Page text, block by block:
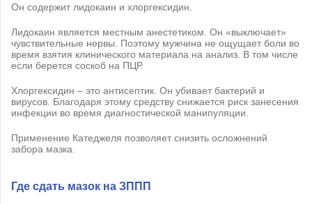
Он содержит лидокаин и хлоргексидин.
Лидокаин является местным анестетиком. Он «выключает»
чувствительные нервы. Поэтому мужчина не ощущает боли во
время взятия клинического материала на анализ. В том числе
если берется соскоб на ПЦР.
Хлоргексидин – это антисептик. Он убивает бактерий и
вирусов. Благодаря этому средству снижается риск занесения
инфекции во время диагностической манипуляции.
Применение Катеджеля позволяет снизить осложнений
забора мазка.
Где сдать мазок на ЗППП